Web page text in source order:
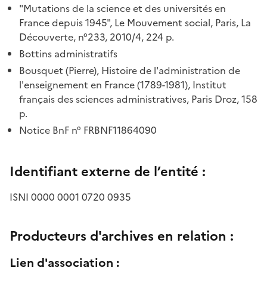
"Mutations de la science et des universités en
France depuis 1945", Le Mouvement social, Paris, La
Découverte, n°233, 2010/4, 224 p.
Bottins administratifs
Bousquet (Pierre), Histoire de l'administration de
l'enseignement en France (1789-1981), Institut
français des sciences administratives, Paris Droz, 158
p.
Notice BnF n° FRBNF11864090
Identifiant externe de l’entité :
ISNI 0000 0001 0720 0935
Producteurs d'archives en relation :
Lien d'association :